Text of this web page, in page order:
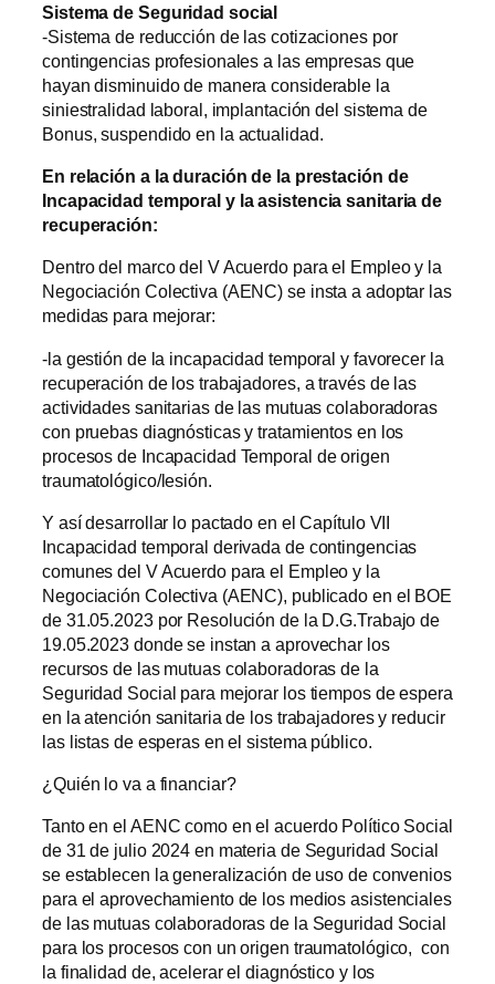
Sistema de Seguridad social
-Sistema de reducción de las cotizaciones por
contingencias profesionales a las empresas que
hayan disminuido de manera considerable la
siniestralidad laboral, implantación del sistema de
Bonus, suspendido en la actualidad.
En relación a la duración de la prestación de
Incapacidad temporal y la asistencia sanitaria de
recuperación:
Dentro del marco del V Acuerdo para el Empleo y la
Negociación Colectiva (AENC) se insta a adoptar las
medidas para mejorar:
-la gestión de la incapacidad temporal y favorecer la
recuperación de los trabajadores, a través de las
actividades sanitarias de las mutuas colaboradoras
con pruebas diagnósticas y tratamientos en los
procesos de Incapacidad Temporal de origen
traumatológico/lesión.
Y así desarrollar lo pactado en el Capítulo VII
Incapacidad temporal derivada de contingencias
comunes del V Acuerdo para el Empleo y la
Negociación Colectiva (AENC), publicado en el BOE
de 31.05.2023 por Resolución de la D.G.Trabajo de
19.05.2023 donde se instan a aprovechar los
recursos de las mutuas colaboradoras de la
Seguridad Social para mejorar los tiempos de espera
en la atención sanitaria de los trabajadores y reducir
las listas de esperas en el sistema público.
¿Quién lo va a financiar?
Tanto en el AENC como en el acuerdo Político Social
de 31 de julio 2024 en materia de Seguridad Social
se establecen la generalización de uso de convenios
para el aprovechamiento de los medios asistenciales
de las mutuas colaboradoras de la Seguridad Social
para los procesos con un origen traumatológico, con
la finalidad de, acelerar el diagnóstico y los